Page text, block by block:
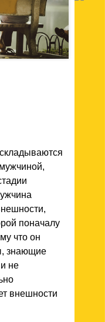
поначалу
что он
знающие
не
внешности